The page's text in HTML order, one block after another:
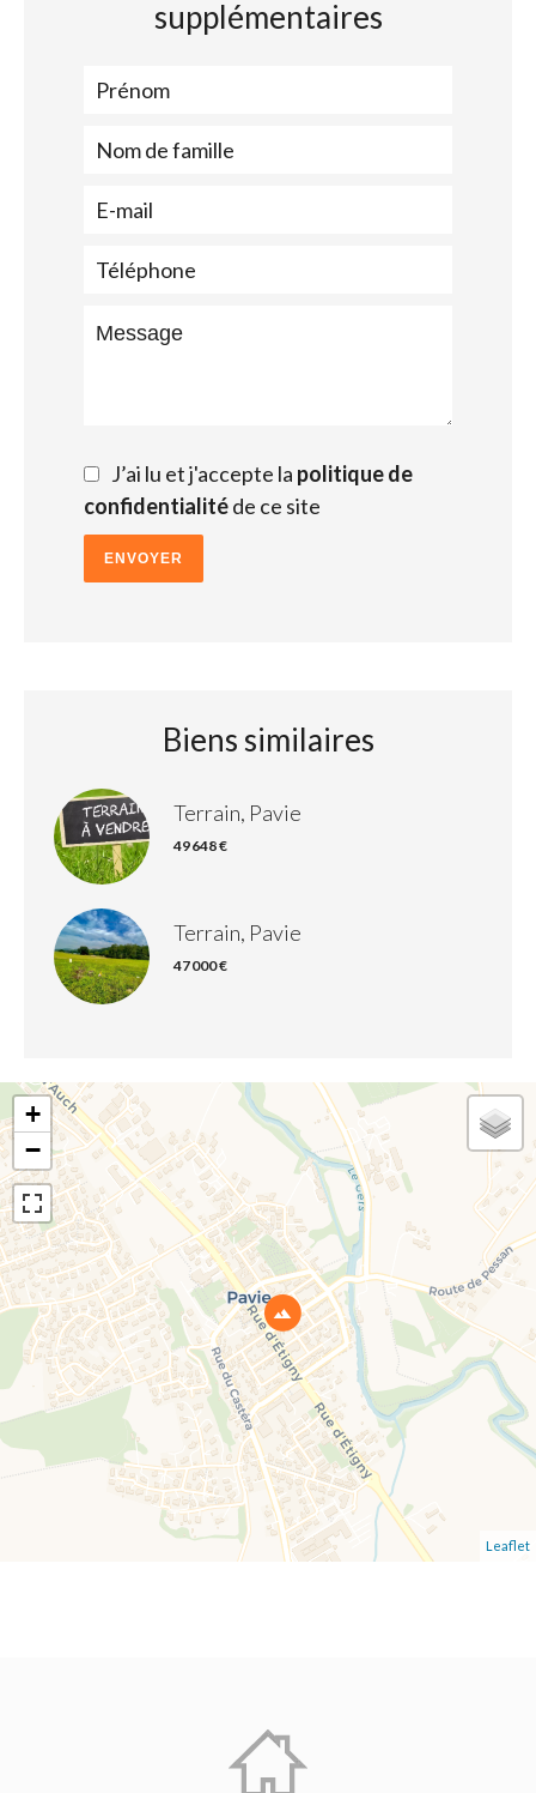
supplémentaires
J’ai lu et j'accepte la politique de
confidentialitéde ce site
ENVOYER
Biens similaires
Terrain, Pavie
49 648 €
Terrain, Pavie
47 000 €
+
−
Leaflet